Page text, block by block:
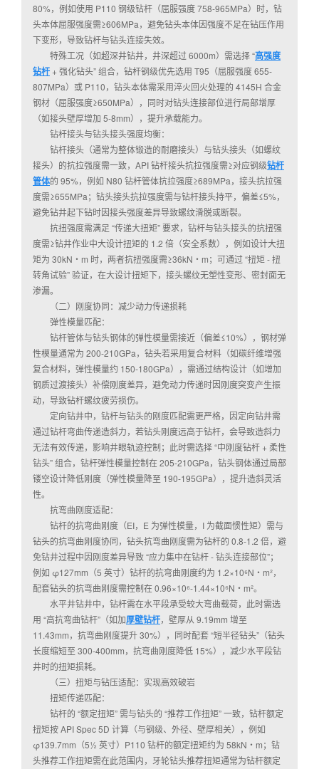
80%，例如使用 P110 钢级钻杆（屈服强度 758-965MPa）时，钻
头本体屈服强度需≥606MPa，避免钻头本体因强度不足在钻压作用
下变形，导致钻杆与钻头连接失效。
特殊工况（如超深井钻井，井深超过 6000m）需选择 “高强度
钻杆 + 强化钻头” 组合，钻杆钢级优先选用 T95（屈服强度 655-
807MPa）或 P110，钻头本体需采用淬火回火处理的 4145H 合金
钢材（屈服强度≥650MPa），同时对钻头连接部位进行局部增厚
（如接头壁厚增加 5-8mm），提升承载能力。
钻杆接头与钻头接头强度均衡：
钻杆接头（通常为整体锻造的耐磨接头）与钻头接头（如螺纹
接头）的抗拉强度需一致，API 钻杆接头抗拉强度需≥对应钢级钻杆
管体的 95%，例如 N80 钻杆管体抗拉强度≥689MPa，接头抗拉强
度需≥655MPa；钻头接头抗拉强度需与钻杆接头持平，偏差≤5%，
避免钻井起下钻时因接头强度差异导致螺纹滑脱或断裂。
抗扭强度需满足 “传递大扭矩” 要求，钻杆与钻头接头的抗扭强
度需≥钻井作业中大设计扭矩的 1.2 倍（安全系数），例如设计大扭
矩为 30kN・m 时，两者抗扭强度需≥36kN・m；可通过 “扭矩 - 扭
转角试验” 验证，在大设计扭矩下，接头螺纹无塑性变形、密封面无
渗漏。
（二）刚度协同：减少动力传递损耗
弹性模量匹配：
钻杆管体与钻头钢体的弹性模量需接近（偏差≤10%），钢材弹
性模量通常为 200-210GPa，钻头若采用复合材料（如碳纤维增强
复合材料，弹性模量约 150-180GPa），需通过结构设计（如增加
钢质过渡接头）补偿刚度差异，避免动力传递时因刚度突变产生振
动，导致钻杆螺纹疲劳损伤。
定向钻井中，钻杆与钻头的刚度匹配需更严格，因定向钻井需
通过钻杆弯曲传递造斜力，若钻头刚度远高于钻杆，会导致造斜力
无法有效传递，影响井眼轨迹控制；此时需选择 “中刚度钻杆 + 柔性
钻头” 组合，钻杆弹性模量控制在 205-210GPa，钻头钢体通过局部
镂空设计降低刚度（弹性模量降至 190-195GPa），提升造斜灵活
性。
抗弯曲刚度适配：
钻杆的抗弯曲刚度（EI，E 为弹性模量，I 为截面惯性矩）需与
钻头的抗弯曲刚度协同，钻头抗弯曲刚度需为钻杆的 0.8-1.2 倍，避
免钻井过程中因刚度差异导致 “应力集中在钻杆 - 钻头连接部位”；
例如 φ127mm（5 英寸）钻杆的抗弯曲刚度约为 1.2×10⁶N・m²，
配套钻头的抗弯曲刚度需控制在 0.96×10⁶-1.44×10⁶N・m²。
水平井钻井中，钻杆需在水平段承受较大弯曲载荷，此时需选
用 “高抗弯曲钻杆”（如加厚壁钻杆，壁厚从 9.19mm 增至
11.43mm，抗弯曲刚度提升 30%），同时配套 “短半径钻头”（钻头
长度缩短至 300-400mm，抗弯曲刚度降低 15%），减少水平段钻
井时的扭矩损耗。
（三）扭矩与钻压适配：实现高效破岩
扭矩传递匹配：
钻杆的 “额定扭矩” 需与钻头的 “推荐工作扭矩” 一致，钻杆额定
扭矩按 API Spec 5D 计算（与钢级、外径、壁厚相关），例如
φ139.7mm（5½ 英寸）P110 钻杆的额定扭矩约为 58kN・m；钻
头推荐工作扭矩需在此范围内，牙轮钻头推荐扭矩通常为钻杆额定